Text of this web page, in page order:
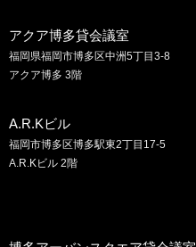
アクア博多貸会議室
福岡県福岡市博多区中洲5丁目3-8
アクア博多 3階
A.R.Kビル
福岡市博多区博多駅東2丁目17-5
A.R.Kビル 2階